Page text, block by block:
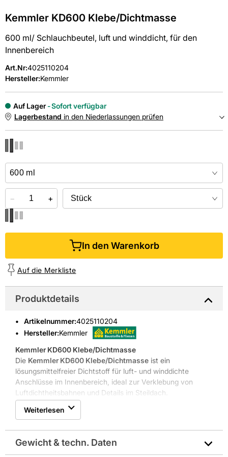
Kemmler KD600 Klebe/Dichtmasse
600 ml/ Schlauchbeutel, luft und winddicht, für den
Innenbereich
Art.Nr:4025110204
Hersteller:Kemmler
Auf Lager
Sofort verfügbar
Lagerbestand in den Niederlassungen prüfen
Online kaufen &
− +
In den Warenkorb
Auf die Merkliste
Produktdetails
Artikelnummer:4025110204
Hersteller:Kemmler
Kemmler KD600 Klebe/Dichtmasse
Die Kemmler KD600 Klebe/Dichtmasse ist ein
lösungsmittelfreier Dichtstoff für luft- und winddichte
Anschlüsse im Innenbereich, ideal zur Verklebung von
Luftdichtheitsbahnen und Details im Steildach.
Lösungsmittelfrei und geruchsarm
Ergiebigkeit: ca. 16 lfm/Schlauchbtl
Hohe Dichtwirkung und materialschonender Einsatz
Weiterlesen
Gewicht & techn. Daten